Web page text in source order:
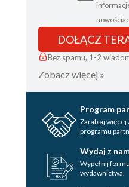
DOŁĄCZ
Bez spamu, 1-2
Zobacz więcej »
Program
Zarabiaj więcej
programu
Wydaj z
Wypełnij
wydawnictwa.